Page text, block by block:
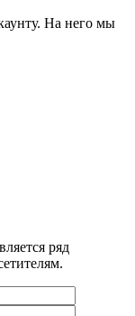
На него мы
ряд